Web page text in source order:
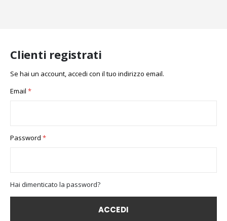
Clienti registrati
Se hai un account, accedi con il tuo indirizzo email.
Email
Password
Hai dimenticato la password?
ACCEDI